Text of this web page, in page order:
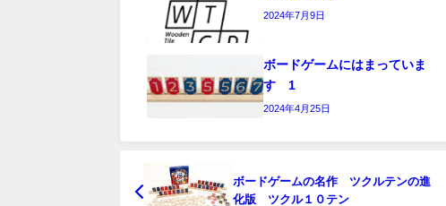
2024年7月9日
ボードゲームにはまっていま
す 1
2024年4月25日
ボードゲームの名作 ツクルテンの進
化版 ツクル１０テン